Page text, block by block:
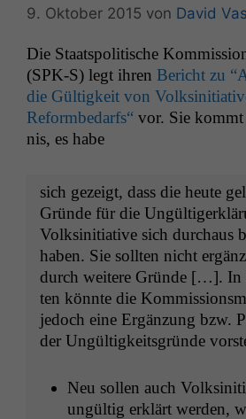
9. Oktober 2015 von David
Die Staat­spoli­tis­che
(SPK‑S) legt ihren Bericht zu
die Gültigkeit von
Reformbe­darfs“ vor. Sie
nis, es habe
sich gezeigt, dass die heute
Gründe für die
Volksini­tia­tive sich dur­chaus
haben. Sie soll­ten nicht
durch weit­ere Gründe […].
ten kön­nte die
jedoch eine Ergänzung bzw.
der Ungültigkeits­gründe
Neu sollen auch
ungültig erk­lärt wer­den,